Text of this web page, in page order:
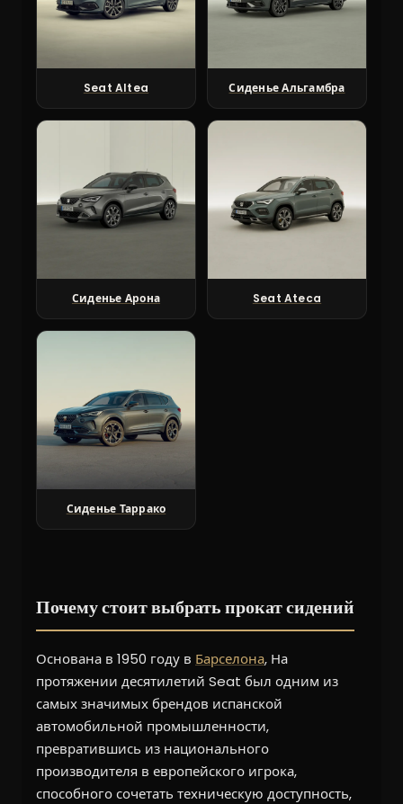
Seat Altea Сиденье Альгамбра
Сиденье Арона Seat Ateca
Сиденье Таррако
Почему стоит выбрать прокат сидений
Основана в 1950 году в Барселона, На
протяжении десятилетий Seat был одним из
самых значимых брендов испанской
автомобильной промышленности,
превратившись из национального
производителя в европейского игрока,
способного сочетать техническую доступность,